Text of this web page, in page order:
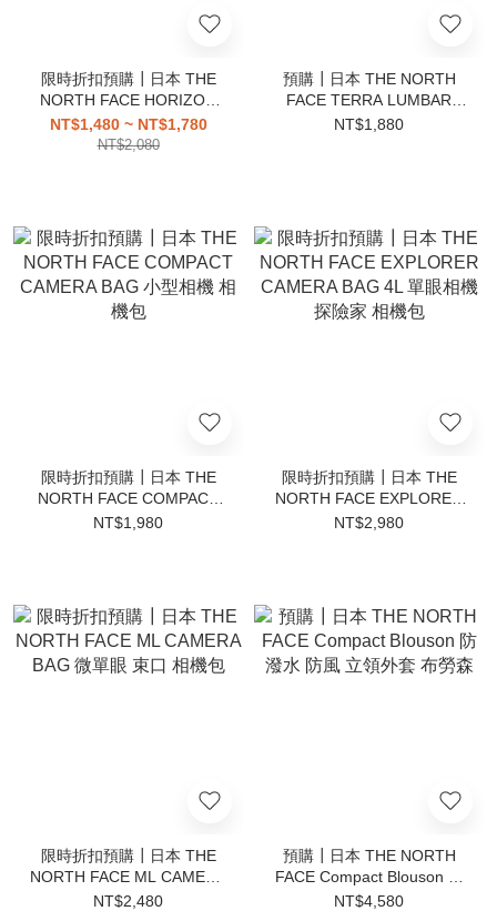
限時折扣預購┃日本 THE
NORTH FACE HORIZON
HAT 防風繩 抗紫外線 漁夫
帽
NT$1,480 ~ NT$1,780
NT$2,080
預購┃日本 THE NORTH
FACE TERRA LUMBAR
POUCH 尼龍 側背包
NT$1,880
限時折扣預購┃日本 THE
NORTH FACE COMPACT
CAMERA BAG 小型相機 相
NT$1,980
限時折扣預購┃日本 THE
NORTH FACE EXPLORER
CAMERA BAG 4L 單眼相機
NT$2,980
限時折扣預購┃日本 THE
NORTH FACE ML CAMERA
BAG 微單眼 束口 相機包
NT$2,480
預購┃日本 THE NORTH
FACE Compact Blouson 防
潑水 防風 立領外套 布勞森
NT$4,580